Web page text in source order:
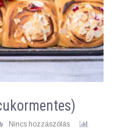
Nincs hozzászólás